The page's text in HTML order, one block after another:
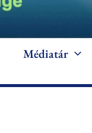
Médiatár